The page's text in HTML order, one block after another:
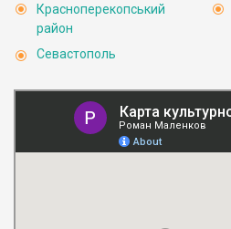
Красноперекопський
район
Севастополь